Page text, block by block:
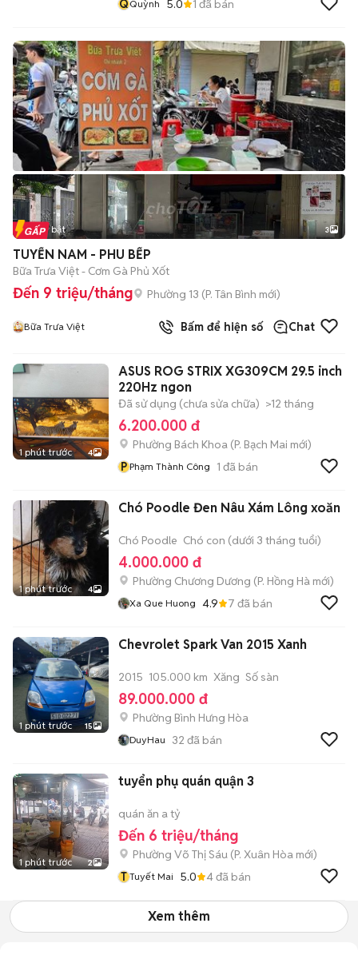
QQuỳnh 5.0 1 đã bán
Tin nổi bật 3
TUYỂN NAM - PHU BẾP
Bữa Trưa Việt - Cơm Gà Phủ Xốt
Đến 9 triệu/tháng Phường 13 (P. Tân Bình mới)
Bữa Trưa Việt Bấm để hiện số Chat
1 phút trước 4
ASUS ROG STRIX XG309CM 29.5 inch
220Hz ngon
Đã sử dụng (chưa sửa chữa) >12 tháng
6.200.000 đ
Phường Bách Khoa (P. Bạch Mai mới)
P Phạm Thành Công 1 đã bán
1 phút trước 4
Chó Poodle Đen Nâu Xám Lông xoăn
Chó Poodle Chó con (dưới 3 tháng tuổi)
4.000.000 đ
Phường Chương Dương (P. Hồng Hà mới)
Xa Que Huong 4.9 7 đã bán
1 phút trước 15
Chevrolet Spark Van 2015 Xanh
2015 105.000 km Xăng Số sàn
89.000.000 đ
Phường Bình Hưng Hòa
DuyHau 32 đã bán
1 phút trước 2
tuyển phụ quán quận 3
quán ăn a tỷ
Đến 6 triệu/tháng
Phường Võ Thị Sáu (P. Xuân Hòa mới)
T Tuyết Mai 5.0 4đã bán
Xem thêm